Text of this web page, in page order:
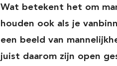
Wat betekent het om
houden ook als je
een beeld van
juist daarom zijn open